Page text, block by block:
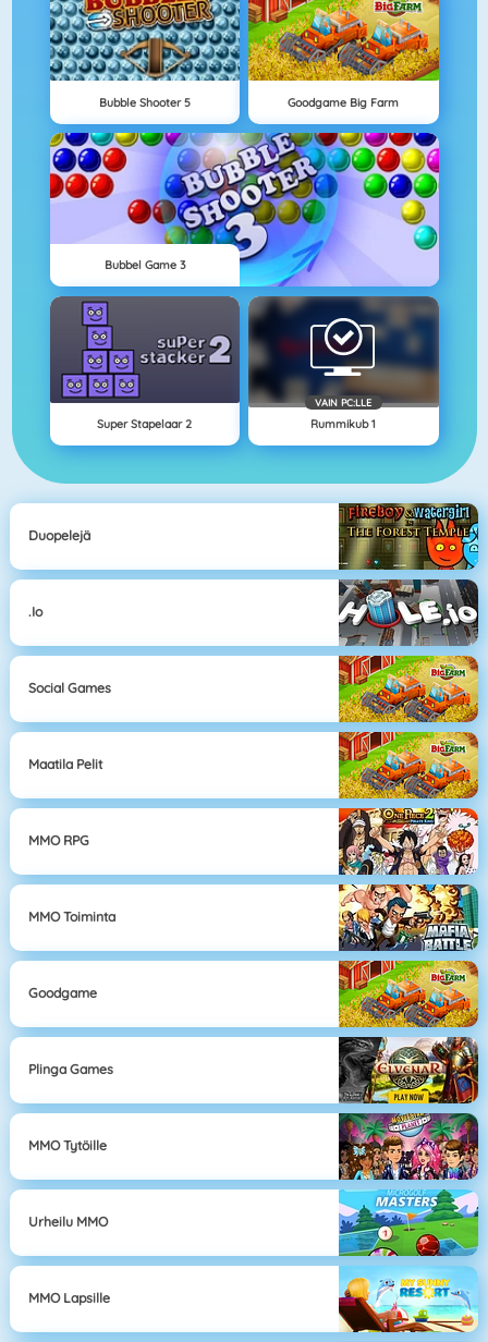
Bubble Shooter 5 Goodgame Big Farm
Bubbel Game 3
Super Stapelaar 2
VAIN PC:LLE
Rummikub 1
Duopelejä
.io
Social Games
Maatila Pelit
MMO RPG
MMO Toiminta
Goodgame
Plinga Games
MMO Tytöille
Urheilu MMO
MMO Lapsille